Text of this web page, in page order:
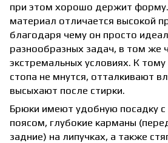
при этом хорошо держит
материал отличается высокой
благодаря чему он просто
разнообразных задач, в том же
экстремальных условиях. К
стопа не мнутся, отталкивают
высыхают после стирки.
Брюки имеют удобную посадку
поясом, глубокие карманы
задние) на липучках, а также